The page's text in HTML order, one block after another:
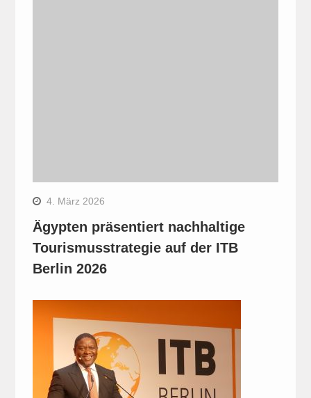
4. März 2026
Ägypten präsentiert nachhaltige
Tourismusstrategie auf der ITB
Berlin 2026